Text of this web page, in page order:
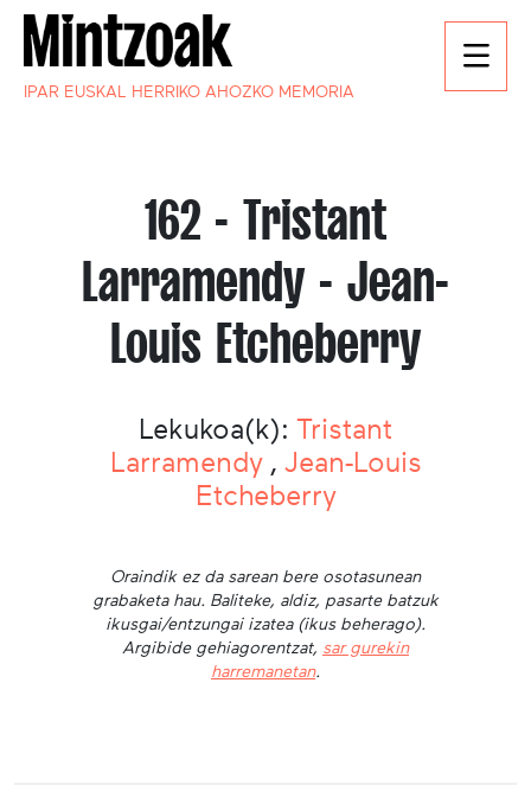
IPAR EUSKAL HERRIKO AHOZKO MEMORIA
162 - Tristant
Larramendy - Jean-
Louis Etcheberry
Lekukoa(k): Tristant
Larramendy , Jean-Louis
Etcheberry
Oraindik ez da sarean bere osotasunean
grabaketa hau. Baliteke, aldiz, pasarte batzuk
ikusgai/entzungai izatea (ikus beherago).
Argibide gehiagorentzat, sar gurekin
harremanetan.